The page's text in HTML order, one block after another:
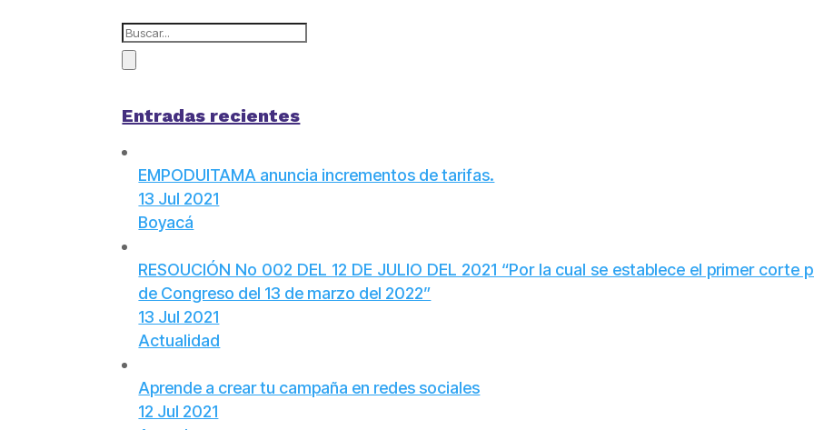
Entradas recientes
EMPODUITAMA anuncia incrementos de tarifas.
13 Jul 2021
Boyacá
RESOUCIÓN No 002 DEL 12 DE JULIO DEL 2021 “Por la cual se establece el primer
de Congreso del 13 de marzo del 2022”
13 Jul 2021
Actualidad
Aprende a crear tu campaña en redes sociales
12 Jul 2021